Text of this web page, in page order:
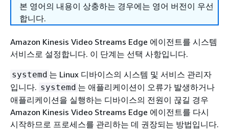
본 영어의 내용이 상충하는 경우에는 영어 버전이 우선
합니다.
Amazon Kinesis Video Streams Edge 에이전트를 시스템
서비스로 설정합니다. 이 단계는 선택 사항입니다.
systemd 는 Linux 디바이스의 시스템 및 서비스 관리자
입니다. systemd 는 애플리케이션이 오류가 발생하거나
애플리케이션을 실행하는 디바이스의 전원이 끊길 경우
Amazon Kinesis Video Streams Edge 에이전트를 다시
시작하므로 프로세스를 관리하는 데 권장되는 방법입니다.